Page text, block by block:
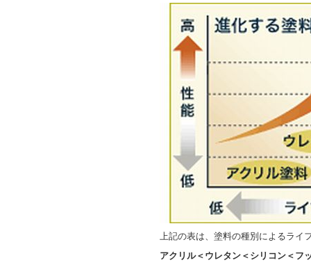
上記の表は、塗料の種別によるライ
アクリル＜ウレタン＜シリコン＜フ